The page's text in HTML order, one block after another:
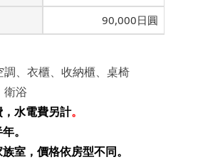
90,000日圓
調、衣櫃、收納櫃、桌椅
衛浴
水電費另計。
。
室，價格依房型不同。